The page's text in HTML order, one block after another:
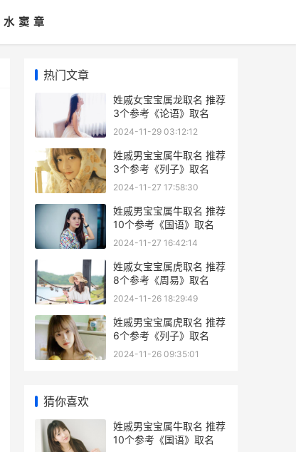
水 窦 章
热门文章
姓戚女宝宝属龙取名 推荐
3个参考《论语》取名
2024-11-29 03:12:12
姓戚男宝宝属牛取名 推荐
3个参考《列子》取名
2024-11-27 17:58:30
姓戚男宝宝属牛取名 推荐
10个参考《国语》取名
2024-11-27 16:42:14
姓戚女宝宝属虎取名 推荐
8个参考《周易》取名
2024-11-26 18:29:49
姓戚男宝宝属虎取名 推荐
6个参考《列子》取名
2024-11-26 09:35:01
猜你喜欢
姓戚男宝宝属牛取名 推荐
10个参考《国语》取名